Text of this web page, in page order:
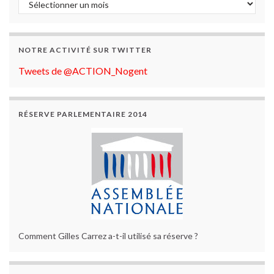
NOTRE ACTIVITÉ SUR TWITTER
Tweets de @ACTION_Nogent
RÉSERVE PARLEMENTAIRE 2014
Comment Gilles Carrez a-t-il utilisé sa réserve ?